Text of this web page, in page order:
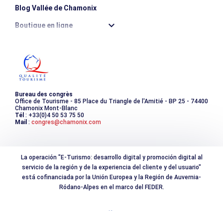
Blog Vallée de Chamonix
Boutique en ligne
Les incontournables
Photothèque
Bureau des congrès
Office de Tourisme - 85 Place du Triangle de l'Amitié - BP 25 - 74400
Chamonix Mont-Blanc
Tél : +33(0)4 50 53 75 50
Mail : congres@chamonix.com
La operación "E-Turismo: desarrollo digital y promoción digital al
servicio de la región y de la experiencia del cliente y del usuario"
está cofinanciada por la Unión Europea y la Región de Auvernia-
Ródano-Alpes en el marco del FEDER.